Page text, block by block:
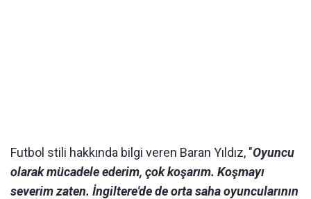
Futbol stili hakkında bilgi veren Baran Yıldız, "Oyuncu
olarak mücadele ederim, çok koşarım. Koşmayı
severim zaten. İngiltere'de de orta saha oyuncularının